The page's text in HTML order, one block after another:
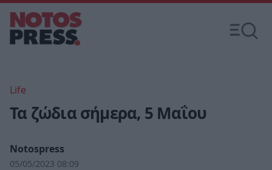
Life
Τα ζώδια σήμερα, 5 Μαΐου
Notospress
05/05/2023 08:09